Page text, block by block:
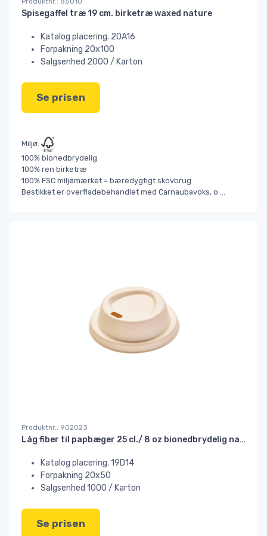
Spisegaffel træ 19 cm. birketræ waxed nature
Katalog placering. 20A16
Forpakning 20x100
Salgsenhed 2000 / Karton
Se prisen
Miljø:
100% bionedbrydelig
100% ren birketræ
100% FSC miljømærket = bæredygtigt skovbrug
Bestikket er overfladebehandlet med Carnaubavoks, o
Produktnr.: 902023
Låg fiber til papbæger 25 cl./ 8 oz bionedbrydelig nature//
Katalog placering. 19D14
Forpakning 20x50
Salgsenhed 1000 / Karton
Se prisen